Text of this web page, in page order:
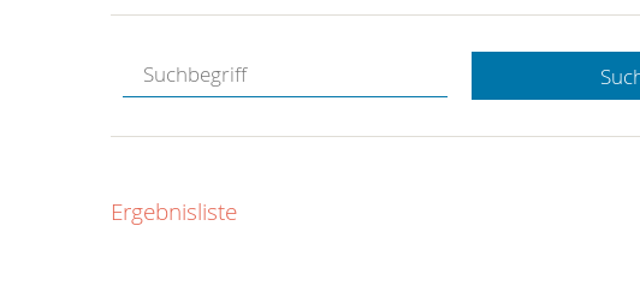
Hotline.
gerne.
Ergebnisliste